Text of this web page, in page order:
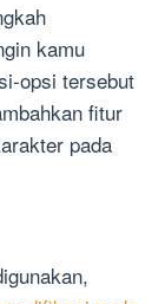
kamu
opsi tersebut
fitur
pada